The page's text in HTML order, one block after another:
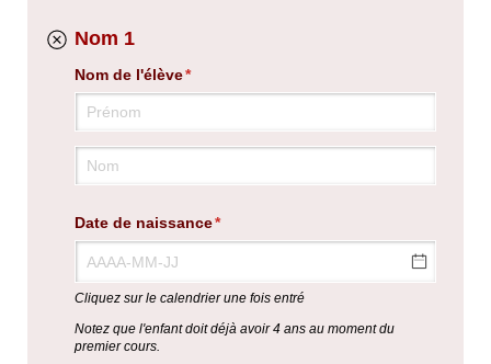
Nom 1
Nom de l'élève*
(requis)
Date de naissance*
(requis)
Cliquez sur le calendrier une fois entré
Notez que l'enfant doit déjà avoir 4 ans au moment du
premier cours.